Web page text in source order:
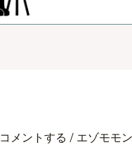
コメントする / エゾモモ